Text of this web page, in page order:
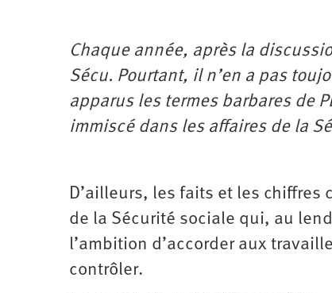
Chaque année, après la
Sécu. Pourtant, il n’en a pas
apparus les termes barbares de
immiscé dans les affaires de la
D’ailleurs, les faits et les
de la Sécurité sociale qui, au
l’ambition d’accorder aux
contrôler.